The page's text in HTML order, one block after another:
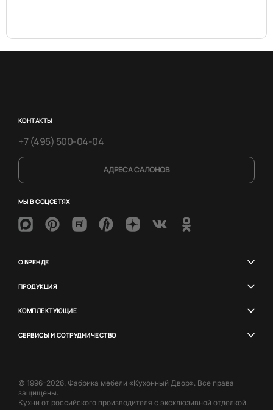
КОНТАКТЫ
+7 (495) 500-04-04
АДРЕСА САЛОНОВ
МЫ В СОЦСЕТЯХ
О БРЕНДЕ
ПРОДУКЦИЯ
КОМПЛЕКТУЮЩИЕ
СЕРВИСЫ И СОТРУДНИЧЕСТВО
© 1996–2026. Фабрика мебели «Кухонный Двор». Все права
защищены.
Кухни от российского производителя с эксклюзивной отделкой.